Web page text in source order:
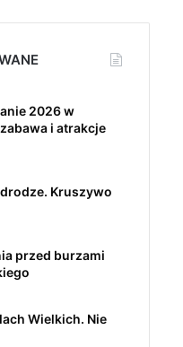
2026 w
i atrakcje
Kruszywo
przed burzami
Wielkich. Nie